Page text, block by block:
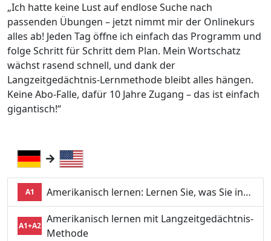
„Ich hatte keine Lust auf endlose Suche nach
passenden Übungen – jetzt nimmt mir der Onlinekurs
alles ab! Jeden Tag öffne ich einfach das Programm und
folge Schritt für Schritt dem Plan. Mein Wortschatz
wächst rasend schnell, und dank der
Langzeitgedächtnis-Lernmethode bleibt alles hängen.
Keine Abo-Falle, dafür 10 Jahre Zugang – das ist einfach
gigantisch!“
A1 Amerikanisch lernen: Lernen Sie, was Sie in…
A1+A2
Amerikanisch lernen mit Langzeitgedächtnis-
Methode